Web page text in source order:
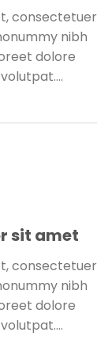
consectetuer
nibh
dolore
sit amet
consectetuer
nibh
dolore